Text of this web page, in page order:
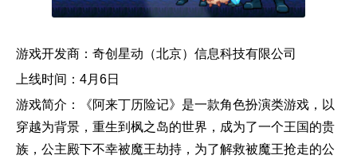
游戏开发商：奇创星动（北京）信息科技有限公司
上线时间：4月6日
游戏简介：《阿来丁历险记》是一款角色扮演类游戏，以
穿越为背景，重生到枫之岛的世界，成为了一个王国的贵
族，公主殿下不幸被魔王劫持，为了解救被魔王抢走的公